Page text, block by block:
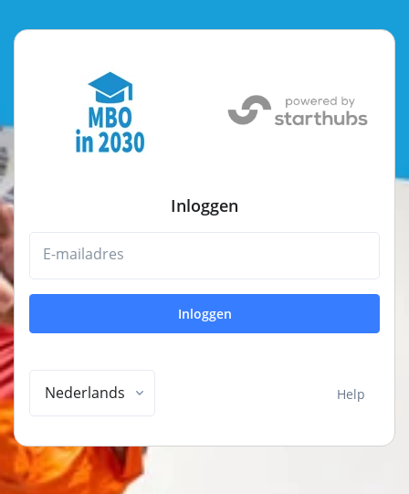
Inloggen
E-mailadres
Inloggen
Nederlands Help